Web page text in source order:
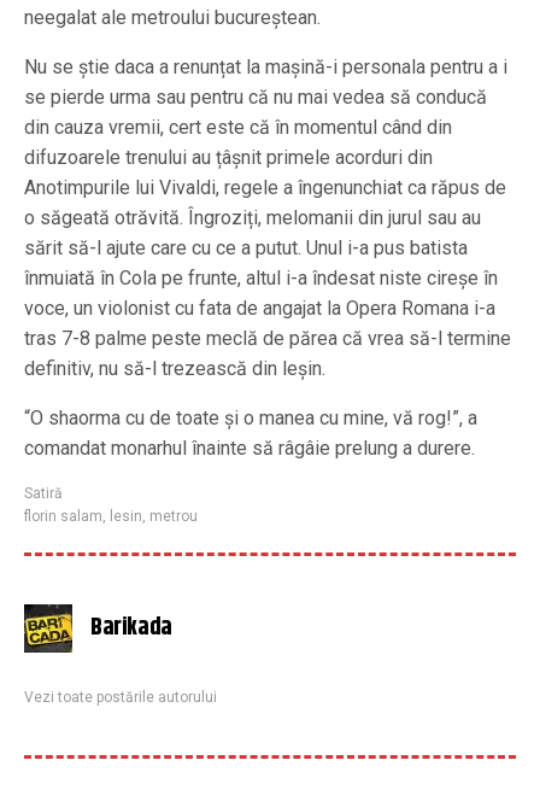
neegalat ale metroului bucureștean.
Nu se știe daca a renunțat la mașină-i personala pentru a i
se pierde urma sau pentru că nu mai vedea să conducă
din cauza vremii, cert este că în momentul când din
difuzoarele trenului au țâșnit primele acorduri din
Anotimpurile lui Vivaldi, regele a îngenunchiat ca răpus de
o săgeată otrăvită. Îngroziți, melomanii din jurul sau au
sărit să-l ajute care cu ce a putut. Unul i-a pus batista
înmuiată în Cola pe frunte, altul i-a îndesat niste cireșe în
voce, un violonist cu fata de angajat la Opera Romana i-a
tras 7-8 palme peste meclă de părea că vrea să-l termine
definitiv, nu să-l trezească din leșin.
“O shaorma cu de toate și o manea cu mine, vă rog!”, a
comandat monarhul înainte să râgâie prelung a durere.
Satiră
florin salam, lesin, metrou
Barikada
Vezi toate postările autorului